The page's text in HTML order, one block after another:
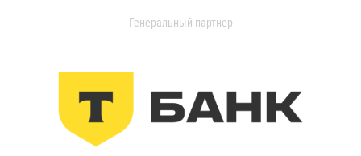
Генеральный партнер